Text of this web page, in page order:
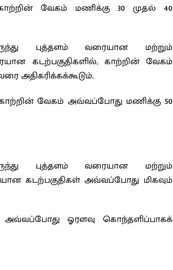
காற்றின் வேகம் மணிக்கு 30 முதல் 40
புத்தளம் வரையான மற்றும்
கடற்பகுதிகளில், காற்றின் வேகம்
அதிகரிக்கக்கூடும்.
வேகம் அவ்வப்போது மணிக்கு 50
புத்தளம் வரையான மற்றும்
கடற்பகுதிகள் அவ்வப்போது மிகவும்
அவ்வப்போது ஓரளவு கொந்தளிப்பாகக்